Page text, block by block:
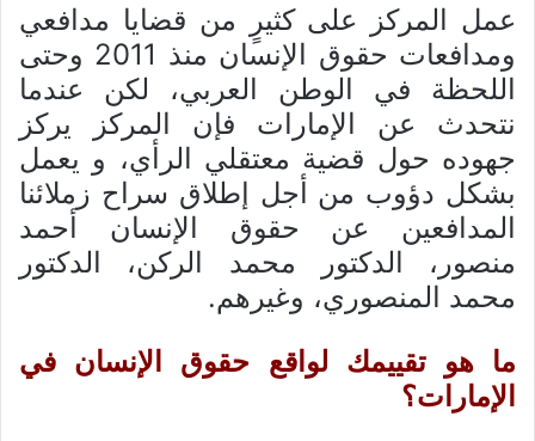
عمل المركز على كثيرٍ من قضايا مدافعي
ومدافعات حقوق الإنسان منذ 2011 وحتى
اللحظة في الوطن العربي، لكن عندما
نتحدث عن الإمارات فإن المركز يركز
جهوده حول قضية معتقلي الرأي، و يعمل
بشكل دؤوب من أجل إطلاق سراح زملائنا
المدافعين عن حقوق الإنسان أحمد
منصور، الدكتور محمد الركن، الدكتور
محمد المنصوري، وغيرهم.
ما هو تقييمك لواقع حقوق الإنسان في
الإمارات؟